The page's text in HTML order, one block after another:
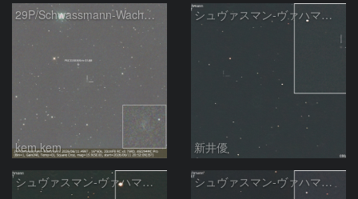
29P/Schwassmann-Wachmann
kem.kem
シュヴァスマン-ヴァハマン彗星 ( 29P )：2026/05/31
新井優
シュヴァスマン-ヴァハマン彗星 ( 29P )：2026/05/29 シュヴァスマン-ヴァハマン彗星 ( 29P )：2026/05/18